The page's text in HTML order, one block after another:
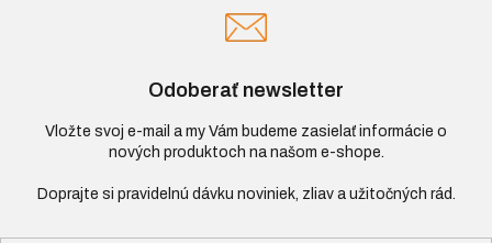
Odoberať newsletter
Vložte svoj e-mail a my Vám budeme zasielať informácie o
nových produktoch na našom e-shope.